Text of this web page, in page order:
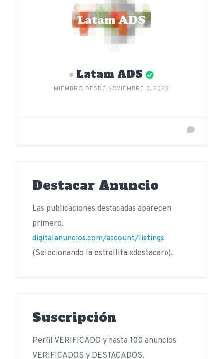
Latam ADS
MIEMBRO DESDE NOVIEMBRE 3, 2022
Destacar Anuncio
Las publicaciones destacadas aparecen
primero.
digitalanuncios.com/account/listings
(Selecionando la estrellita «destacar»).
Suscripción
Perfil VERIFICADO y hasta 100 anuncios
VERIFICADOS y DESTACADOS.